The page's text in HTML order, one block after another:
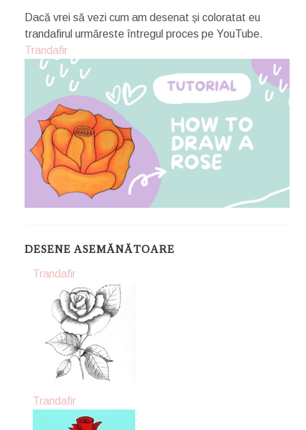
Dacă vrei să vezi cum am desenat și coloratat eu
trandafirul urmăreste întregul proces pe YouTube.
Trandafir
DESENE ASEMĂNĂTOARE
Trandafir
Trandafir